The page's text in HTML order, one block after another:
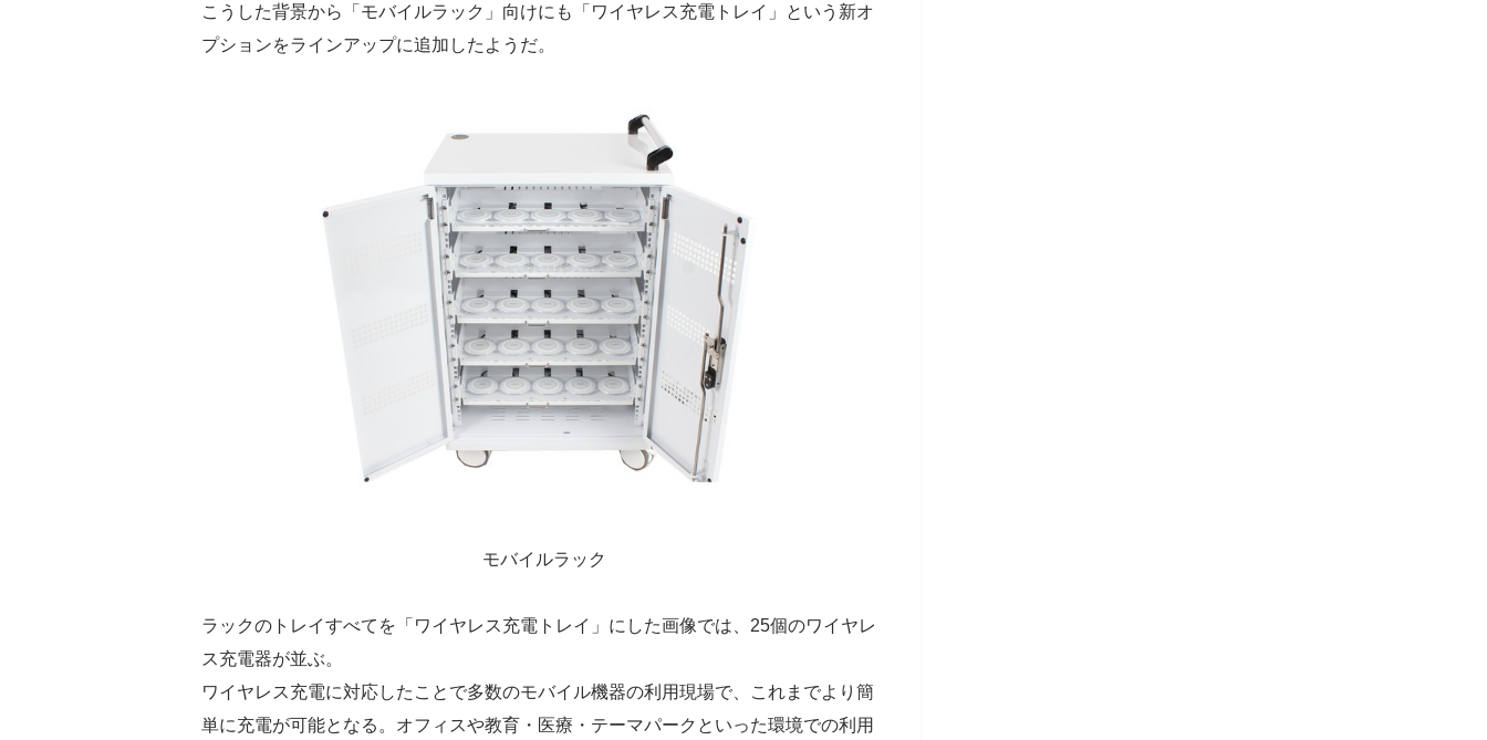
こうした背景から「モバイルラック」向けにも「ワイヤレス充電トレイ」という新オ
プションをラインアップに追加したようだ。
モバイルラック
ラックのトレイすべてを「ワイヤレス充電トレイ」にした画像では、25個のワイヤレ
ス充電器が並ぶ。
ワイヤレス充電に対応したことで多数のモバイル機器の利用現場で、これまでより簡
単に充電が可能となる。オフィスや教育・医療・テーマパークといった環境での利用